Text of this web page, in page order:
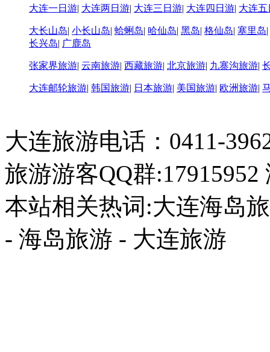
大连一日游| 大连两日游| 大连三日游| 大连四日游| 大连五
大长山岛| 小长山岛| 蛤蜊岛| 哈仙岛| 黑岛| 格仙岛| 塞里岛|
长兴岛| 广鹿岛
张家界旅游| 云南旅游| 西藏旅游| 北京旅游| 九寨沟旅游|
大连邮轮旅游| 韩国旅游| 日本旅游| 美国旅游| 欧洲旅游|
大连旅游电话：0411-
旅游游客QQ群
本站相关热词:大连海岛
- 海岛旅游 - 大连旅游